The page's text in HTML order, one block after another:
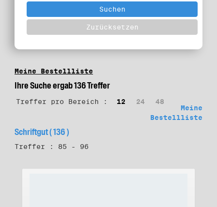
Meine Bestellliste
Ihre Suche ergab 136 Treffer
Treffer pro Bereich : 12 24
48
Meine
Bestellliste
Schriftgut ( 136 )
Treffer : 85 - 96